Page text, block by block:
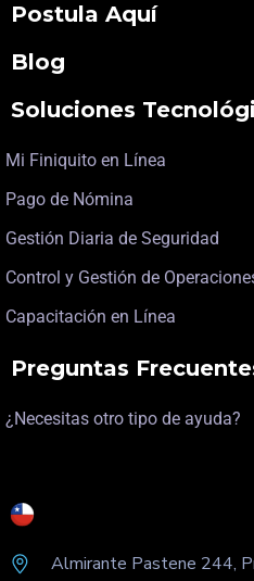
Postula Aquí
Blog
Soluciones
Mi Finiquito en Línea
Pago de Nómina
Gestión Diaria de Seguridad
Control y Gestión de
Capacitación en Línea
Preguntas
¿Necesitas otro tipo de ayuda?
Almirante Pastene 244,